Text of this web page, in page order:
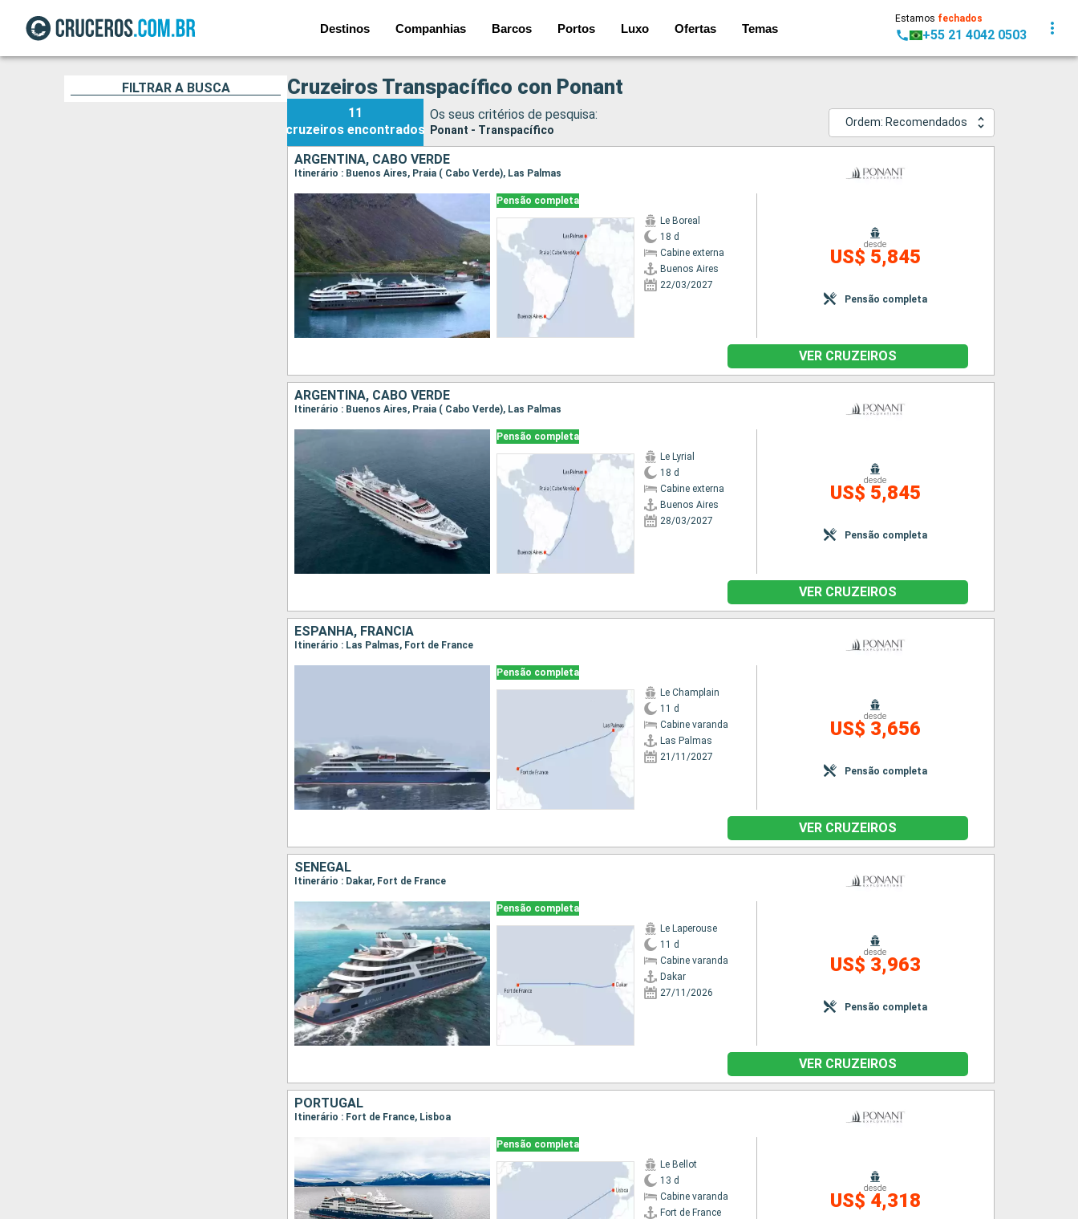
Destinos Companhias Barcos Portos Luxo Ofertas Temas
Estamos fechados
+55 21 4042 0503
FILTRAR A BUSCA Cruzeiros Transpacífico con Ponant
11
cruzeiros encontrados
Os seus critérios de pesquisa:
Ponant - Transpacífico
Ordem: Recomendados
ARGENTINA, CABO VERDE
Itinerário : Buenos Aires, Praia ( Cabo Verde), Las Palmas
Pensão completa
Le Boreal
18 d
Cabine externa
Buenos Aires
22/03/2027
desde
US$ 5,845
Pensão completa
VER CRUZEIROS
ARGENTINA, CABO VERDE
Itinerário : Buenos Aires, Praia ( Cabo Verde), Las Palmas
Pensão completa
Le Lyrial
18 d
Cabine externa
Buenos Aires
28/03/2027
desde
US$ 5,845
Pensão completa
VER CRUZEIROS
ESPANHA, FRANCIA
Itinerário : Las Palmas, Fort de France
Pensão completa
Le Champlain
11 d
Cabine varanda
Las Palmas
21/11/2027
desde
US$ 3,656
Pensão completa
VER CRUZEIROS
SENEGAL
Itinerário : Dakar, Fort de France
Pensão completa
Le Laperouse
11 d
Cabine varanda
Dakar
27/11/2026
desde
US$ 3,963
Pensão completa
VER CRUZEIROS
PORTUGAL
Itinerário : Fort de France, Lisboa
Pensão completa
Le Bellot
13 d
Cabine varanda
Fort de France
desde
US$ 4,318